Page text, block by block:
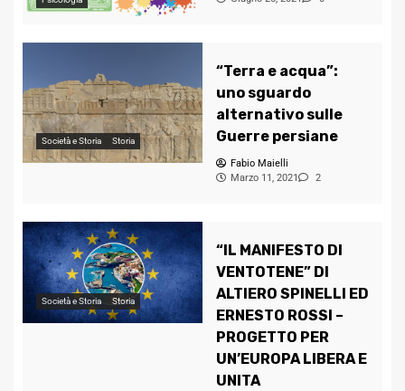
Società e Storia Storia
“Terra e acqua”:
uno sguardo
alternativo sulle
Guerre persiane
Fabio Maielli
Marzo 11, 2021
2
Società e Storia Storia
“IL MANIFESTO DI
VENTOTENE” DI
ALTIERO SPINELLI ED
ERNESTO ROSSI –
PROGETTO PER
UN’EUROPA LIBERA E
UNITA